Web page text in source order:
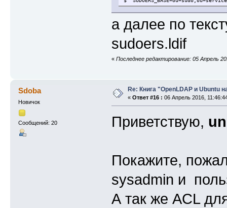
а далее по
sudoers.ldif
« Последнее редактирование: 05 Апрель
Sdoba
Новичок
Сообщений: 20
Re: Книга "OpenLDAP и Ubuntu
« Ответ #16 : 06 Апрель 2016,
Приветствую,
Покажите,
sysadmin и
А так же ACL